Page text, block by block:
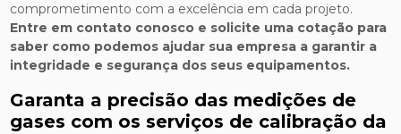
comprometimento com a excelência em cada projeto.
Entre em contato conosco e solicite uma cotação para
saber como podemos ajudar sua empresa a garantir a
integridade e segurança dos seus equipamentos.
Garanta a precisão das medições de
gases com os serviços de calibração da